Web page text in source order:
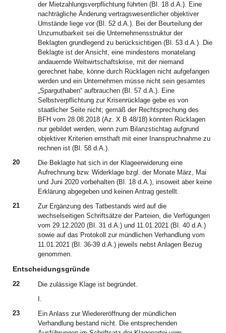
der Mietzahlungsverpflichtung führten (Bl. 18 d.A.). Eine
nachträgliche Änderung vertragswesentlicher objektiver
Umstände liege vor (Bl. 52 d.A.). Bei der Beurteilung der
Unzumutbarkeit sei die Unternehmensstruktur der
Beklagten grundlegend zu berücksichtigen (Bl. 53 d.A.). Die
Beklagte ist der Ansicht, eine mindestens monatelang
andauernde Weltwirtschaftskrise, mit der niemand
gerechnet habe, könne durch Rücklagen nicht aufgefangen
werden und ein Unternehmen müsse nicht sein gesamtes
„Sparguthaben“ aufbrauchen (Bl. 57 d.A.). Eine
Selbstverpflichtung zur Krisenrücklage gebe es von
staatlicher Seite nicht; gemäß der Rechtsprechung des
BFH vom 28.08.2018 (Az. X B 48/18) könnten Rücklagen
nur gebildet werden, wenn zum Bilanzstichtag aufgrund
objektiver Kriterien ernsthaft mit einer Inanspruchnahme zu
rechnen ist (Bl. 58 d.A.).
20
Die Beklagte hat sich in der Klageerwiderung eine
Aufrechnung bzw. Widerklage bzgl. der Monate März, Mai
und Juni 2020 vorbehalten (Bl. 18 d.A.), insoweit aber keine
Erklärung abgegeben und keinen Antrag gestellt.
21
Zur Ergänzung des Tatbestands wird auf die
wechselseitigen Schriftsätze der Parteien, die Verfügungen
vom 29.12.2020 (Bl. 31 d.A.) und 11.01.2021 (Bl. 40 d.A.)
sowie auf das Protokoll zur mündlichen Verhandlung vom
11.01.2021 (Bl. 36-39 d.A.) jeweils nebst Anlagen Bezug
genommen.
Entscheidungsgründe
22
Die zulässige Klage ist begründet.
I.
23
Ein Anlass zur Wiedereröffnung der mündlichen
Verhandlung bestand nicht. Die entsprechenden